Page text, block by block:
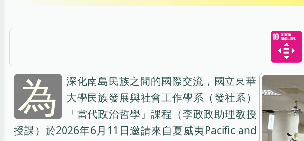
為
深化南島民族之間的國際交流，國立東華
大學民族發展與社會工作學系（發社系）
「當代政治哲學」課程（李政政助理教授
授課）於2026年6月11日邀請來自夏威夷Pacific and